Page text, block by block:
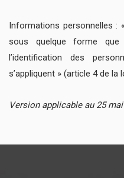
Informations personnelles :
sous quelque forme
l’identification des
s’appliquent » (article 4 de la
Version applicable au 25 mai